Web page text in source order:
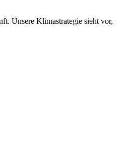
Unsere Klimastrategie sieht vor,